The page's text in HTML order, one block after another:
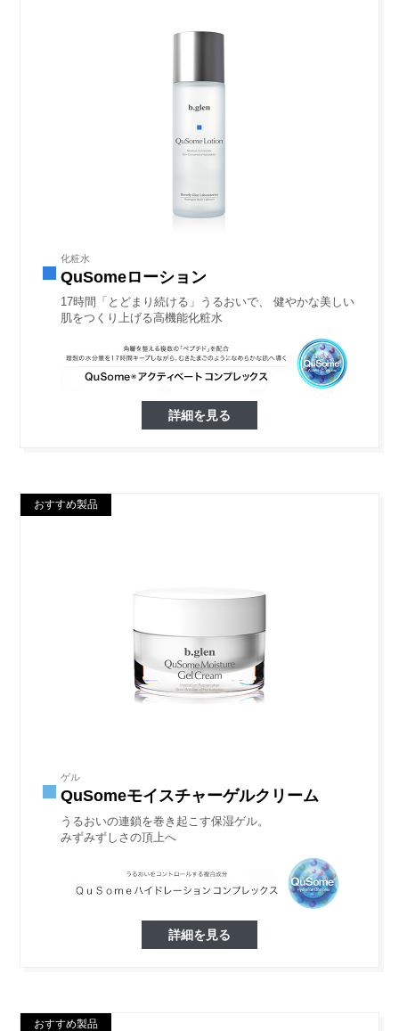
化粧水
QuSomeローション
17時間「とどまり続ける」うるおいで、 健やかな美しい
肌をつくり上げる高機能化粧水
詳細を見る
おすすめ製品
ゲル
QuSomeモイスチャーゲルクリーム
うるおいの連鎖を巻き起こす保湿ゲル。
みずみずしさの頂上へ
詳細を見る
おすすめ製品